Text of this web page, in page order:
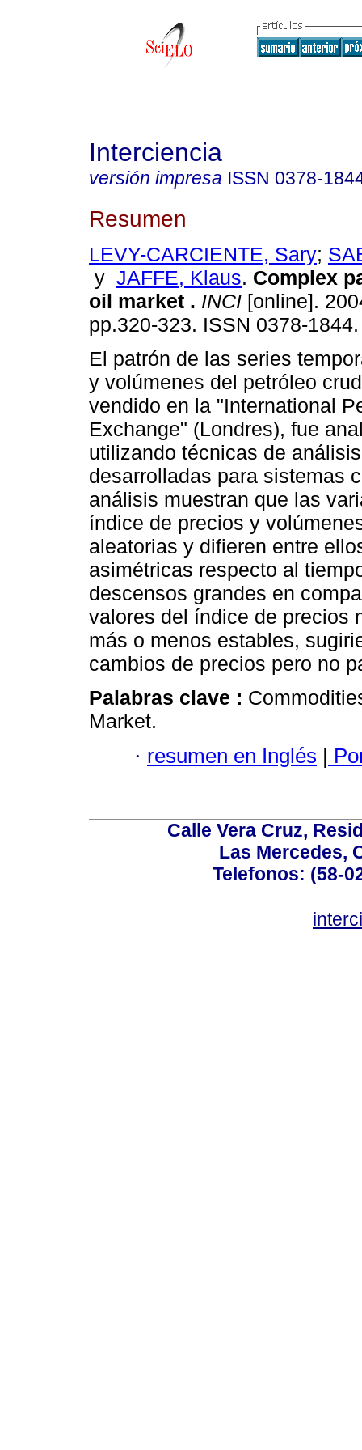
Interciencia
versión impresa ISSN 0378-
Resumen
LEVY-CARCIENTE, Sary;
y JAFFE, Klaus. Complex
oil market . INCI [online].
pp.320-323. ISSN 0378-1844.
El patrón de las series
y volúmenes del petróleo
vendido en la "International
Exchange" (Londres), fue
utilizando técnicas de
desarrolladas para sistemas
análisis muestran que las
índice de precios y
aleatorias y difieren entre
asimétricas respecto al
descensos grandes en
valores del índice de precios
más o menos estables,
cambios de precios pero no
Palabras clave :
Market.
· resumen en Inglés |
Calle Vera Cruz,
Las Mercedes,
Telefonos: (58-